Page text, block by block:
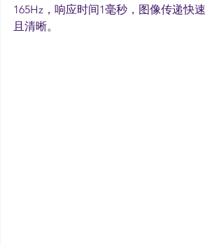
165Hz，响应时间1毫秒，图像传递快速
且清晰。